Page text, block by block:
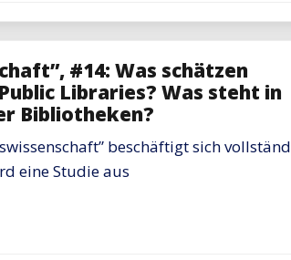
#14: Was schätzen
Libraries? Was steht in
Bibliotheken?
beschäftigt sich
eine Studie aus